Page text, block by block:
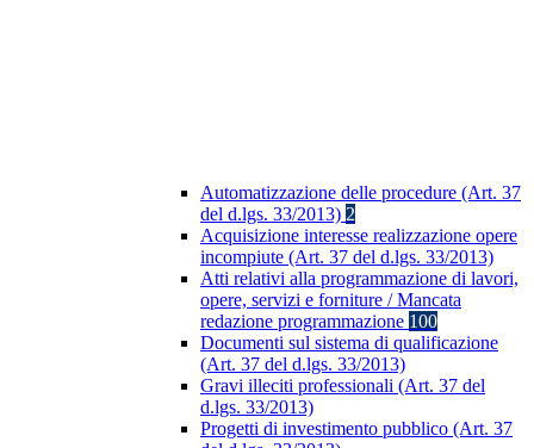
Automatizzazione delle procedure (Art. 37
del d.lgs. 33/2013) 2
Acquisizione interesse realizzazione opere
incompiute (Art. 37 del d.lgs. 33/2013)
Atti relativi alla programmazione di lavori,
opere, servizi e forniture / Mancata
redazione programmazione 100
Documenti sul sistema di qualificazione
(Art. 37 del d.lgs. 33/2013)
Gravi illeciti professionali (Art. 37 del
d.lgs. 33/2013)
Progetti di investimento pubblico (Art. 37